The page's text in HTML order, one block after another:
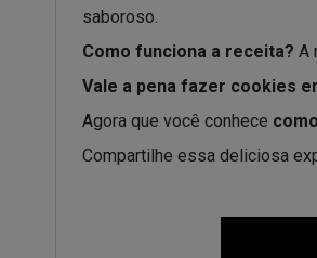
saboroso.
Como funciona a receita? A
Vale a pena fazer cookies
Agora que você conhece
Compartilhe essa deliciosa